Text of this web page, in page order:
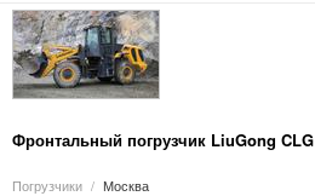
Фронтальный погрузчик LiuGong
Погрузчики / Москва